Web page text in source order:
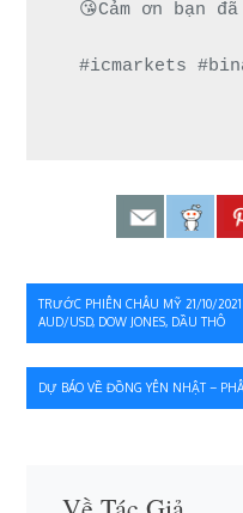
😘Cảm ơn bạn
#icmarkets
Điều
hướng
bài
TRƯỚC PHIÊN CHÂU MỸ 21/10/
AUD/USD, DOW JONES, DẦU THÔ
DỰ BÁO VỀ ĐỒNG YÊN NHẬT –